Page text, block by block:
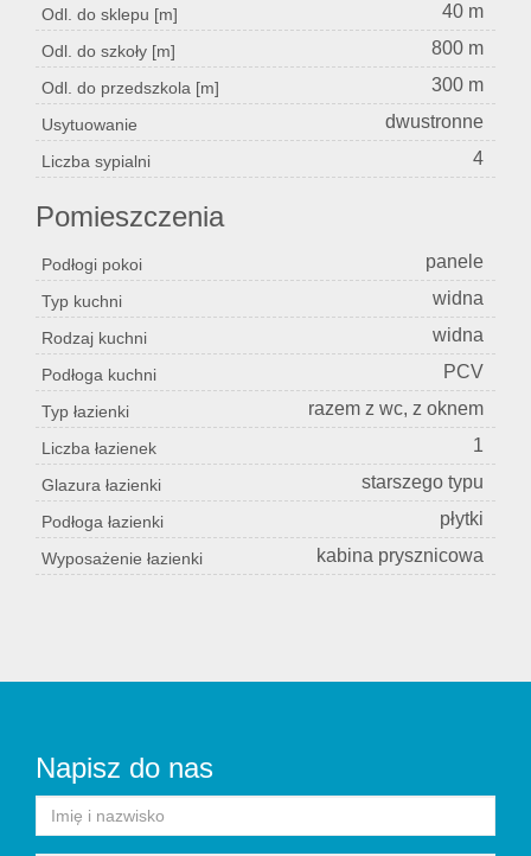
Odl. do sklepu [m] 40 m
Odl. do szkoły [m] 800 m
Odl. do przedszkola [m] 300 m
Usytuowanie dwustronne
Liczba sypialni 4
Pomieszczenia
Podłogi pokoi panele
Typ kuchni widna
Rodzaj kuchni widna
Podłoga kuchni PCV
Typ łazienki razem z wc, z oknem
Liczba łazienek 1
Glazura łazienki starszego typu
Podłoga łazienki płytki
Wyposażenie łazienki kabina prysznicowa
Napisz do nas